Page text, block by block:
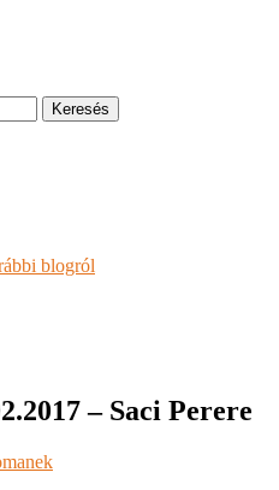
blogról
– Saci Perere